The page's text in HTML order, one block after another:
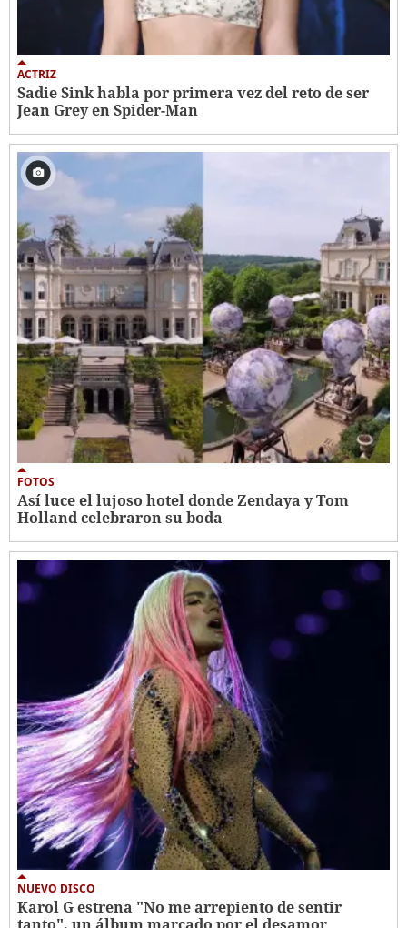
ACTRIZ
Sadie Sink habla por primera vez del reto de ser
Jean Grey en Spider-Man
FOTOS
Así luce el lujoso hotel donde Zendaya y Tom
Holland celebraron su boda
NUEVO DISCO
Karol G estrena "No me arrepiento de sentir